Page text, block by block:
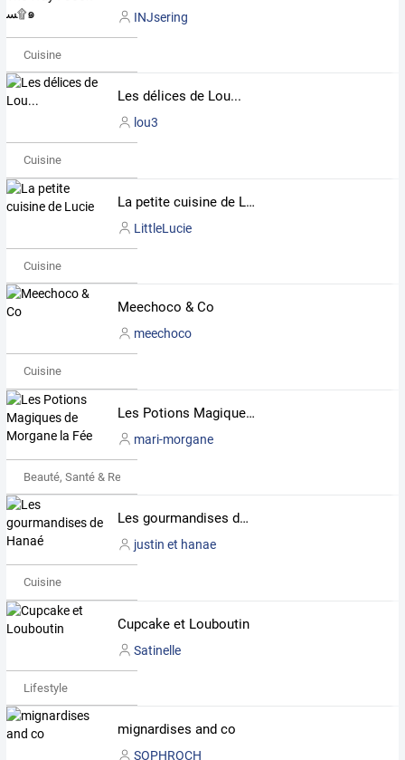
INJsering
Cuisine
Les délices de Lou...
lou3
Cuisine
La petite cuisine de Lucie
LittleLucie
Cuisine
Meechoco & Co
meechoco
Cuisine
Les Potions Magiques de Morgane la Fée
mari-morgane
Beauté, Santé & Remise en forme
Les gourmandises de Hanaé
justin et hanae
Cuisine
Cupcake et Louboutin
Satinelle
Lifestyle
mignardises and co
SOPHROCH